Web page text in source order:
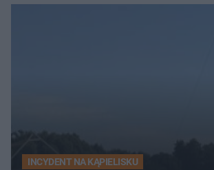
zaginiona Jowita
INCYDENT NA KĄPIELISKU